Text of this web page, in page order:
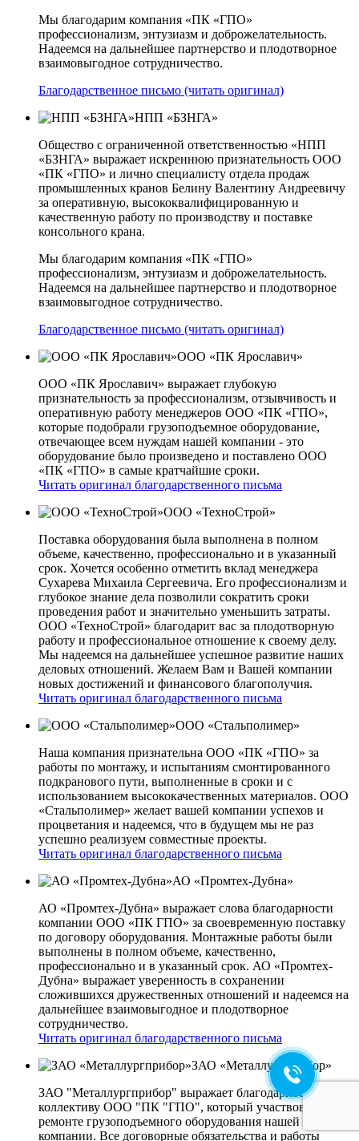
Мы благодарим компания «ПК «ГПО»
профессионализм, энтузиазм и доброжелательность.
Надеемся на дальнейшее партнерство и плодотворное
взаимовыгодное сотрудничество.
Благодарственное письмо (читать оригинал)
НПП «БЗНГА»
Общество с ограниченной ответственностью «НПП
«БЗНГА» выражает искреннюю признательность ООО
«ПК «ГПО» и лично специалисту отдела продаж
промышленных кранов Белину Валентину Андреевичу
за оперативную, высококвалифицированную и
качественную работу по производству и поставке
консольного крана.
Мы благодарим компания «ПК «ГПО»
профессионализм, энтузиазм и доброжелательность.
Надеемся на дальнейшее партнерство и плодотворное
взаимовыгодное сотрудничество.
Благодарственное письмо (читать оригинал)
ООО «ПК Ярославич»
ООО «ПК Ярославич» выражает глубокую
признательность за профессионализм, отзывчивость и
оперативную работу менеджеров ООО «ПК «ГПО»,
которые подобрали грузоподъемное оборудование,
отвечающее всем нуждам нашей компании - это
оборудование было произведено и поставлено ООО
«ПК «ГПО» в самые кратчайшие сроки.
Читать оригинал благодарственного письма
ООО «ТехноСтрой»
Поставка оборудования была выполнена в полном
объеме, качественно, профессионально и в указанный
срок. Хочется особенно отметить вклад менеджера
Сухарева Михаила Сергеевича. Его профессионализм и
глубокое знание дела позволили сократить сроки
проведения работ и значительно уменьшить затраты.
ООО «ТехноСтрой» благодарит вас за плодотворную
работу и профессиональное отношение к своему делу.
Мы надеемся на дальнейшее успешное развитие наших
деловых отношений. Желаем Вам и Вашей компании
новых достижений и финансового благополучия.
Читать оригинал благодарственного письма
ООО «Стальполимер»
Наша компания признательна ООО «ПК «ГПО» за
работы по монтажу, и испытаниям смонтированного
подкранового пути, выполненные в сроки и с
использованием высококачественных материалов. ООО
«Стальполимер» желает вашей компании успехов и
процветания и надеемся, что в будущем мы не раз
успешно реализуем совместные проекты.
Читать оригинал благодарственного письма
АО «Промтех-Дубна»
АО «Промтех-Дубна» выражает слова благодарности
компании ООО «ПК ГПО» за своевременную поставку
по договору оборудования. Монтажные работы были
выполнены в полном объеме, качественно,
профессионально и в указанный срок. АО «Промтех-
Дубна» выражает уверенность в сохранении
сложившихся дружественных отношений и надеемся на
дальнейшее взаимовыгодное и плодотворное
сотрудничество.
Читать оригинал благодарственного письма
ЗАО «Металлургприбор»
ЗАО "Металлургприбор" выражает благодарность всему
коллективу ООО "ПК "ГПО", который участвовал в
ремонте грузоподъемного оборудования нашей
компании. Все договорные обязательства и работы